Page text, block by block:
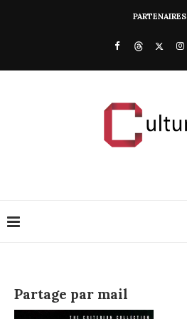
PARTENAIRES
Partage par mail